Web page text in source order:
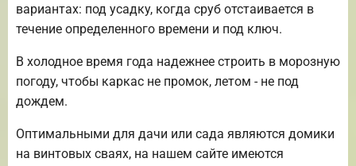
вариантах: под усадку, когда сруб отстаивается в
течение определенного времени и под ключ.
В холодное время года надежнее строить в морозную
погоду, чтобы каркас не промок, летом - не под
дождем.
Оптимальными для дачи или сада являются домики
на винтовых сваях, на нашем сайте имеются